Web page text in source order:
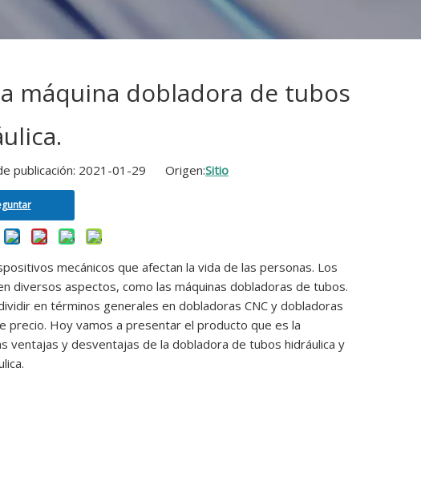
máquina dobladora de tubos
publicación: 2021-01-29 Origen:Sitio
mecánicos que afectan la vida de las personas. Los
diversos aspectos, como las máquinas dobladoras de tubos.
en términos generales en dobladoras CNC y dobladoras
precio. Hoy vamos a presentar el producto que es la
ventajas y desventajas de la dobladora de tubos hidráulica y